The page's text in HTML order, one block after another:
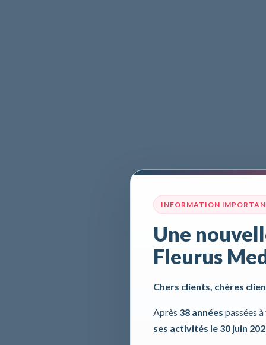
INFORMATION
Une
Fleurus
Chers clients, chères
Après 38 années passées
ses activités le 30 juin